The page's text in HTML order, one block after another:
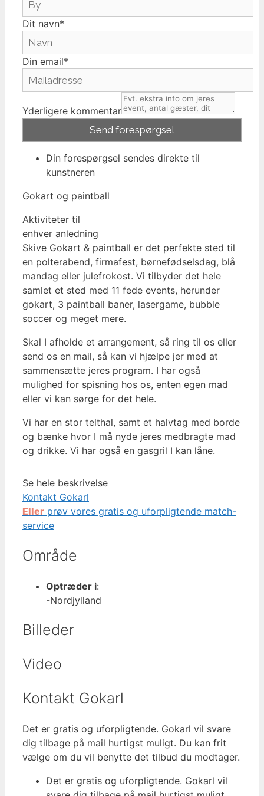
Dit navn*
Din email*
Yderligere kommentar
Din forespørgsel sendes direkte til
kunstneren
Gokart og paintball
Aktiviteter til
enhver anledning
Skive Gokart & paintball er det perfekte sted til
en polterabend, firmafest, børnefødselsdag, blå
mandag eller julefrokost. Vi tilbyder det hele
samlet et sted med 11 fede events, herunder
gokart, 3 paintball baner, lasergame, bubble
soccer og meget mere.
Skal I afholde et arrangement, så ring til os eller
send os en mail, så kan vi hjælpe jer med at
sammensætte jeres program. I har også
mulighed for spisning hos os, enten egen mad
eller vi kan sørge for det hele.
Vi har en stor telthal, samt et halvtag med borde
og bænke hvor I må nyde jeres medbragte mad
og drikke. Vi har også en gasgril I kan låne.
Se hele beskrivelse
Kontakt Gokarl
Eller prøv vores gratis og uforpligtende match-
service
Område
Optræder i:
-Nordjylland
Billeder
Video
Kontakt Gokarl
Det er gratis og uforpligtende. Gokarl vil svare
dig tilbage på mail hurtigst muligt. Du kan frit
vælge om du vil benytte det tilbud du modtager.
Det er gratis og uforpligtende. Gokarl vil